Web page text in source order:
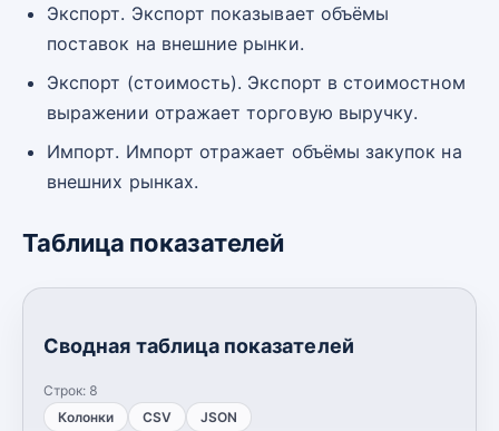
Экспорт. Экспорт показывает объёмы
поставок на внешние рынки.
Экспорт (стоимость). Экспорт в стоимостном
выражении отражает торговую выручку.
Импорт. Импорт отражает объёмы закупок на
внешних рынках.
Таблица показателей
Сводная таблица показателей
Строк: 8
Колонки
CSV JSON